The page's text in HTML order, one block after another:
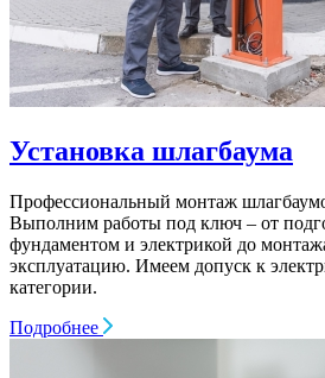
Установка шлагбаума
Профессиональный монтаж
Выполним работы под ключ – от
фундаментом и электрикой до
эксплуатацию. Имеем допуск к
категории.
Подробнее